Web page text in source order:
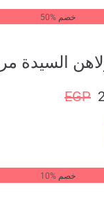
خصم %50
EGP
خصم %10